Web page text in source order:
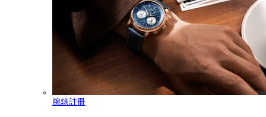
腕錶註冊